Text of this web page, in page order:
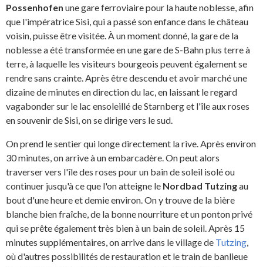
Possenhofen une gare ferroviaire pour la haute noblesse, afin
que l'impératrice Sisi, qui a passé son enfance dans le château
voisin, puisse être visitée. À un moment donné, la gare de la
noblesse a été transformée en une gare de S-Bahn plus terre à
terre, à laquelle les visiteurs bourgeois peuvent également se
rendre sans crainte. Après être descendu et avoir marché une
dizaine de minutes en direction du lac, en laissant le regard
vagabonder sur le lac ensoleillé de Starnberg et l'île aux roses
en souvenir de Sisi, on se dirige vers le sud.
On prend le sentier qui longe directement la rive. Après environ
30 minutes, on arrive à un embarcadère. On peut alors
traverser vers l'île des roses pour un bain de soleil isolé ou
continuer jusqu'à ce que l'on atteigne le Nordbad Tutzingau
bout d'une heure et demie environ. On y trouve de la bière
blanche bien fraîche, de la bonne nourriture et un ponton privé
qui se prête également très bien à un bain de soleil. Après 15
minutes supplémentaires, on arrive dans le village de Tutzing,
où d'autres possibilités de restauration et le train de banlieue